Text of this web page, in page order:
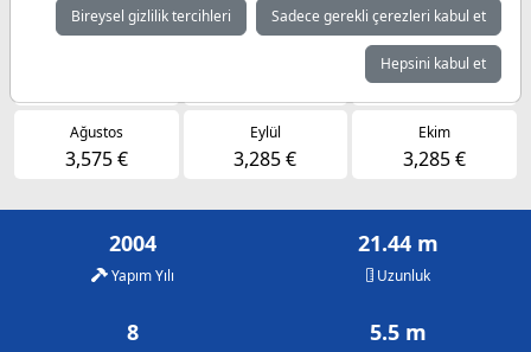
Müsaitlik durumuna göre günlük fiyatlar
Temmuz
3,575 €
Ağustos
3,575 €
Eylül
3,285 €
Ekim
3,285 €
2004
Yapım Yılı
21.44 m
Uzunluk
8 5.5 m
Bireysel gizlilik tercihleri Sadece gerekli çerezleri kabul et
Hepsini kabul et